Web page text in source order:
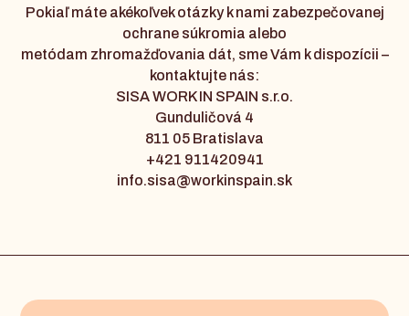
Pokiaľ máte akékoľvek otázky k nami zabezpečovanej
ochrane súkromia alebo
metódam zhromažďovania dát, sme Vám k dispozícii –
kontaktujte nás:
SISA WORK IN SPAIN s.r.o.
Gunduličová 4
811 05 Bratislava
+421 911420941
info.sisa@workinspain.sk